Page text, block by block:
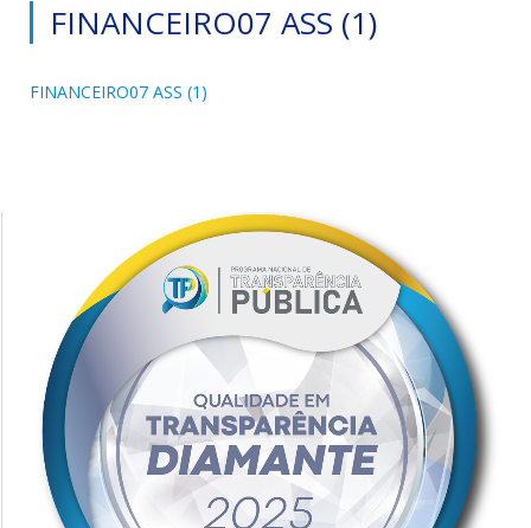
FINANCEIRO07 ASS (1)
FINANCEIRO07 ASS (1)